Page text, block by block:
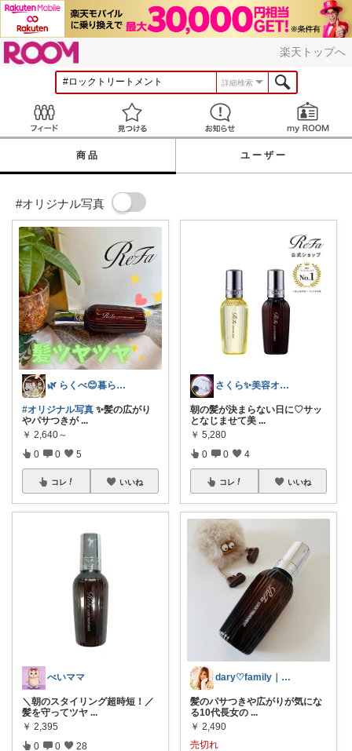
楽天トップへ
詳細検索
見つける お知らせ
商品 ユーザー
#オリジナル写真
🌿 らくべ😊暮らしの知恵といいもの
#オリジナル写真 ✨髪の広がり
やパサつきが ...
￥ 2,640～
0 0 5
コレ いいね
べいママ
＼朝のスタイリング超時短！／
髪を守ってツヤ ...
￥ 2,395
0 0 28
さくら✨美容オタク
朝の髪が決まらない日に♡サッ
となじませて美 ...
￥ 5,280
0 0 4
コレ いいね
dary♡family｜厳選アイテム✨
髪のパサつきや広がりが気にな
る10代長女の ...
￥ 2,490
売切れ